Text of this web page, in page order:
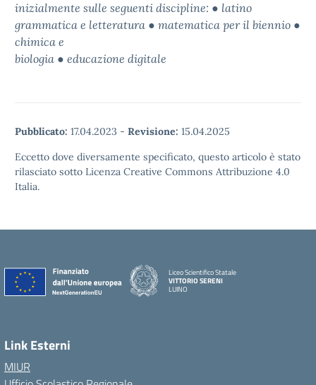
inizialmente sulle seguenti discipline: ● latino
grammatica e letteratura ● matematica per il biennio ●
chimica e
biologia ● educazione digitale
Pubblicato: 17.04.2023 - Revisione: 15.04.2025
Eccetto dove diversamente specificato, questo articolo è stato
rilasciato sotto Licenza Creative Commons Attribuzione 4.0
Italia.
Liceo Scientifico Statale
VITTORIO SERENI
LUINO
Link Esterni
MIUR